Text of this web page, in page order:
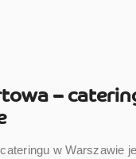
–
w Warszawie